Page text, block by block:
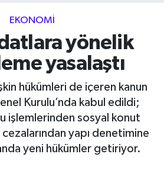
EKONOMI
yönelik
yasalaştı
hükümleri de içeren kanun
Kurulu’nda kabul edildi;
işlemlerinden sosyal konut
yapı denetimine
yeni hükümler getiriyor.